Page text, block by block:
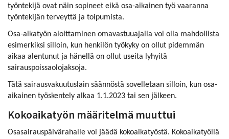
työntekijä ovat näin sopineet eikä osa-aikainen työ vaaranna
työntekijän terveyttä ja toipumista.
Osa-aikatyön aloittaminen omavastuuajalla voi olla mahdollista
esimerkiksi silloin, kun henkilön työkyky on ollut pidemmän
aikaa alentunut ja hänellä on ollut useita lyhyitä
sairauspoissaolojaksoja.
Tätä sairausvakuutuslain säännöstä sovelletaan silloin, kun osa-
aikainen työskentely alkaa 1.1.2023 tai sen jälkeen.
Kokoaikatyön määritelmä muuttui
Osasairauspäivärahalle voi jäädä kokoaikatyöstä. Kokoaikatyöllä